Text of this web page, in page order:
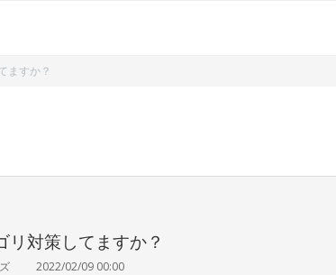
ますか？
対策してますか？
2022/02/09 00:00